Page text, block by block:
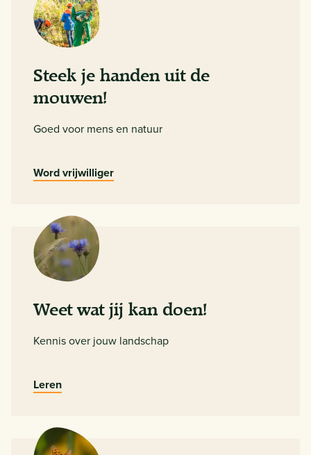
Steek je handen uit de
mouwen!
Goed voor mens en natuur
Word vrijwilliger
Weet wat jij kan doen!
Kennis over jouw landschap
Leren